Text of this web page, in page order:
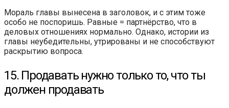
Мораль главы вынесена в заголовок, и с этим тоже
особо не поспоришь. Равные = партнёрство, что в
деловых отношениях нормально. Однако, истории из
главы неубедительны, утрированы и не способствуют
раскрытию вопроса.
15. Продавать нужно только то, что ты
должен продавать